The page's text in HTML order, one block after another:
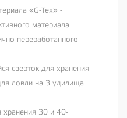
«G-Tex» -
материала
переработанного
сверток для хранения
ловли на 3 удилища
хранения 30 и 40-